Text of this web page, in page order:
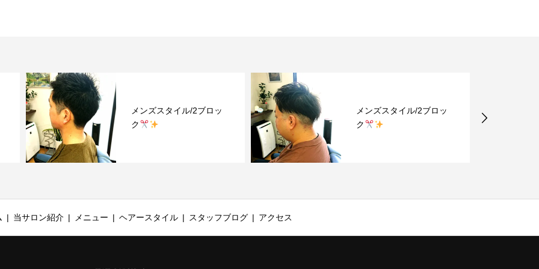
メンズスタイル/2ブロッ
ク
メンズスタイル/2ブロッ
ク
当サロン紹介 メニュー ヘアースタイル スタッフブログ アクセス